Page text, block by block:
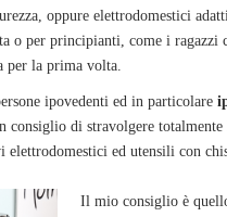
oppure elettrodomestici
o per principianti, come i ragazzi
per la prima volta.
ipovedenti ed in particolare
consiglio di stravolgere totalmente
elettrodomestici ed utensili con
Il mio consiglio è